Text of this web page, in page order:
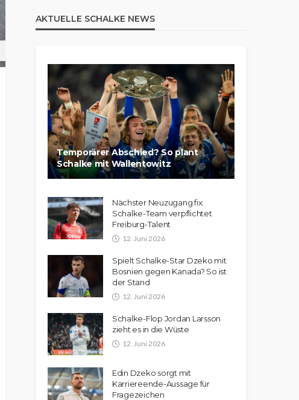
AKTUELLE SCHALKE NEWS
Temporärer Abschied? So plant
Schalke mit Wallentowitz
Nächster Neuzugang fix:
Schalke-Team verpflichtet
Freiburg-Talent
12. Juni 2026
Spielt Schalke-Star Dzeko mit
Bosnien gegen Kanada? So ist
der Stand
12. Juni 2026
Schalke-Flop Jordan Larsson
zieht es in die Wüste
12. Juni 2026
Edin Dzeko sorgt mit
Karriereende-Aussage für
Fragezeichen